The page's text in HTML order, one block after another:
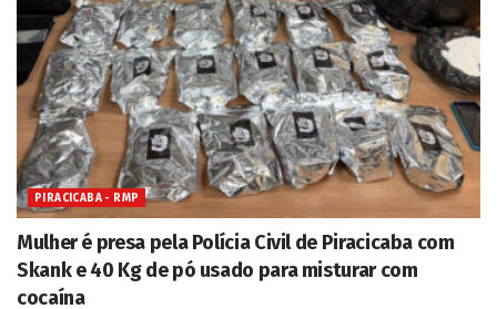
PIRACICABA - RMP
Mulher é presa pela Polícia Civil de Piracicaba com
Skank e 40 Kg de pó usado para misturar com
cocaína